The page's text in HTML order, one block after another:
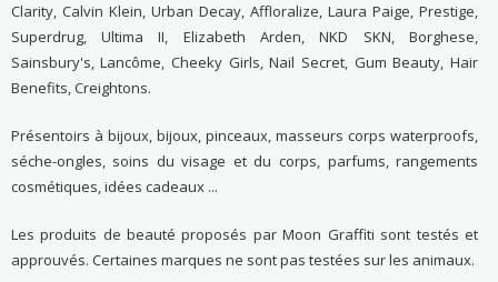
Clarity, Calvin Klein, Urban Decay, Affloralize, Laura Paige, Prestige,
Superdrug, Ultima II, Elizabeth Arden, NKD SKN, Borghese,
Sainsbury's, Lancôme, Cheeky Girls, Nail Secret, Gum Beauty, Hair
Benefits, Creightons.
Présentoirs à bijoux, bijoux, pinceaux, masseurs corps waterproofs,
séche-ongles, soins du visage et du corps, parfums, rangements
cosmétiques, idées cadeaux ...
Les produits de beauté proposés par Moon Graffiti sont testés et
approuvés. Certaines marques ne sont pas testées sur les animaux.